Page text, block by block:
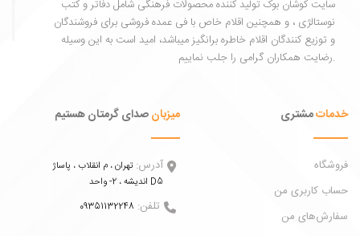
کوشان بوک تولید کننده محصولات فرهنگی شامل دفاتر و کتب
، و همچنین اقلام خاص با فی عمده فروشی برای فروشندگان
کنندگان اقلام خاطره برانگیز میباشد، امید است به این وسیله
مشتری
کاربری من
من
صدای گرمتان هستیم
آدرس:تهران ، م انقلاب ، پاساژ
تلفن:09351132248